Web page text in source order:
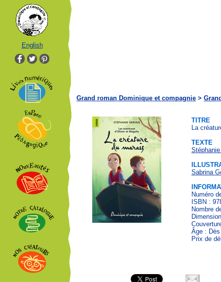
English
Grand roman Dominique et compagnie >
TITRE
La
TEXTE
Sabrina
Numéro
ISBN :
Nombre
Âge :
Prix de